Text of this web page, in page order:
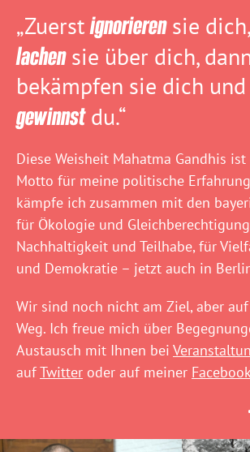
„Zuerstignorierensie
lachensie über dich,
bekämpfen sie dich
gewinnstdu.“
Diese Weisheit Mahatma Gandhis
Motto für meine politische
kämpfe ich zusammen mit den
für Ökologie und
Nachhaltigkeit und Teilhabe, für
und Demokratie – jetzt auch in
Wir sind noch nicht am Ziel, aber
Weg. Ich freue mich über
Austausch mit Ihnen bei
aufTwitter oder auf meiner